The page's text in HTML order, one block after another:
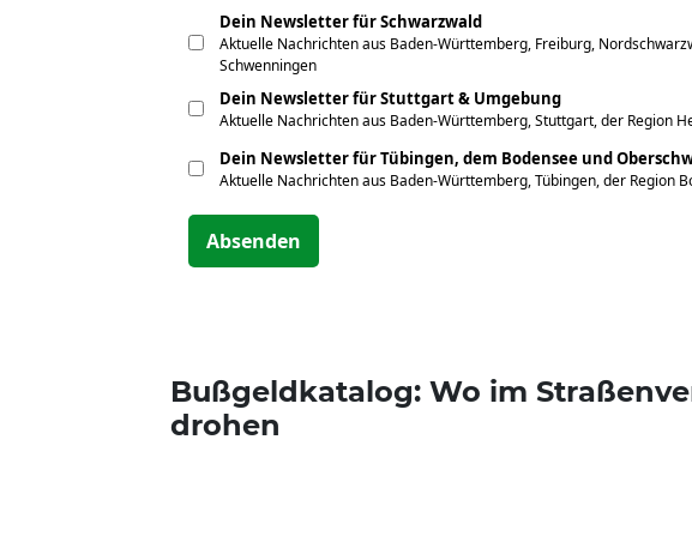
Dein Newsletter für Schwarzwald
Aktuelle Nachrichten aus Baden-Württemberg, Freiburg,
Schwenningen
Dein Newsletter für Stuttgart & Umgebung
Aktuelle Nachrichten aus Baden-Württemberg, Stuttgart, der Region
Dein Newsletter für Tübingen, dem Bodensee und
Aktuelle Nachrichten aus Baden-Württemberg, Tübingen, der Region
Absenden
Bußgeldkatalog: Wo im
drohen